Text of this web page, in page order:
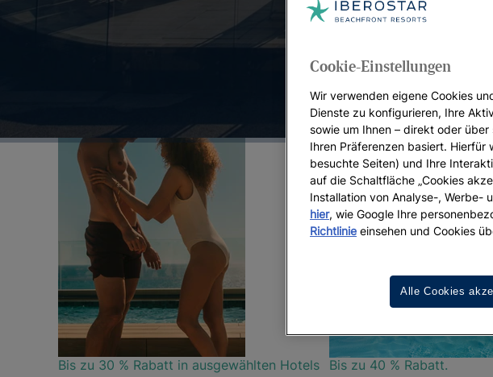
Bis zu 30 % Rabatt in ausgewählten Hotels Bis zu 40 % Rabatt.
Cookie-Einstellungen
Wir verwenden eigene Cookies
Dienste zu konfigurieren, Ihre
sowie um Ihnen – direkt oder
Ihren Präferenzen basiert. Hierfür
besuchte Seiten) und Ihre
auf die Schaltfläche „Cookies
Installation von Analyse-, Werbe-
hier, wie Google Ihre
Richtlinie einsehen und Cookies
Alle Cookies